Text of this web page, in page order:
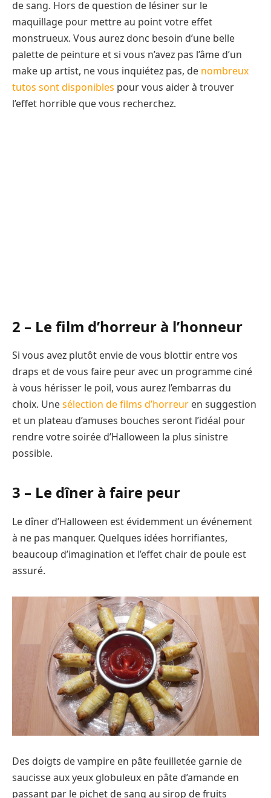
de sang. Hors de question de lésiner sur le
maquillage pour mettre au point votre effet
monstrueux. Vous aurez donc besoin d’une belle
palette de peinture et si vous n’avez pas l’âme d’un
make up artist, ne vous inquiétez pas, de nombreux
tutos sont disponibles pour vous aider à trouver
l’effet horrible que vous recherchez.
2 – Le film d’horreur à l’honneur
Si vous avez plutôt envie de vous blottir entre vos
draps et de vous faire peur avec un programme ciné
à vous hérisser le poil, vous aurez l’embarras du
choix. Unesélection de films d’horreur en suggestion
et un plateau d’amuses bouches seront l’idéal pour
rendre votre soirée d’Halloween la plus sinistre
possible.
3 – Le dîner à faire peur
Le dîner d’Halloween est évidemment un événement
à ne pas manquer. Quelques idées horrifiantes,
beaucoup d’imagination et l’effet chair de poule est
assuré.
Des doigts de vampire en pâte feuilletée garnie de
saucisse aux yeux globuleux en pâte d’amande en
passant par le pichet de sang au sirop de fruits